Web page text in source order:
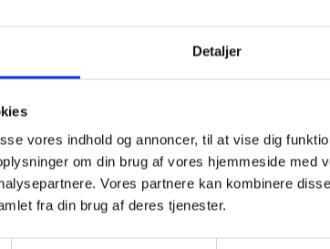
Detaljer
vores indhold og annoncer, til at vise dig
om din brug af vores hjemmeside med
Vores partnere kan kombinere
fra din brug af deres tjenester.